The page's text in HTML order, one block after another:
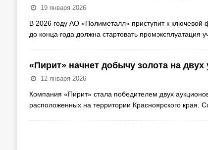
19 января 2026
В 2026 году АО «Полиметалл» приступит к
до конца года должна стартовать промэксплуатация
«Пирит» начнет добычу золота на двух
12 января 2026
Компания «Пирит» стала победителем двух
расположенных на территории Красноярского края.